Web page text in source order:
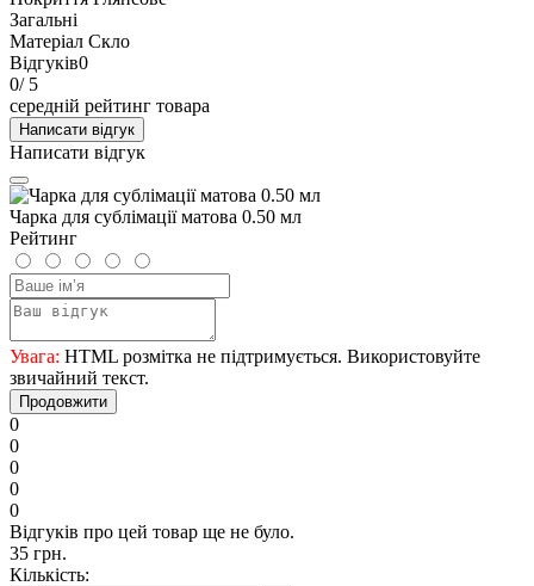
Загальні
Матеріал Скло
Відгуків0
0/ 5
середній рейтинг товара
Написати відгук
Написати відгук
Чарка для сублімації матова 0.50 мл
Рейтинг
Увага: HTML розмітка не підтримується. Використовуйте
звичайний текст.
Продовжити
0
0
0
0
0
Відгуків про цей товар ще не було.
35 грн.
Кількість: